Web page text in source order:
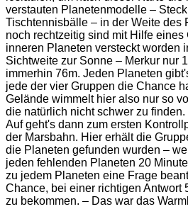
verstauten Planetenmodelle –
Tischtennisbälle – in der Weite des
noch rechtzeitig sind mit Hilfe eines
inneren Planeten versteckt worden
Sichtweite zur Sonne – Merkur nur
immerhin 76m. Jeden Planeten
jede der vier Gruppen die Chance
Gelände wimmelt hier also nur so
die natürlich nicht schwer zu finden.
Auf geht's dann zum ersten
der Marsbahn. Hier erhält die
die Planeten gefunden wurden –
jeden fehlenden Planeten 20
zu jedem Planeten eine Frage
Chance, bei einer richtigen Antwort
zu bekommen. – Das war das